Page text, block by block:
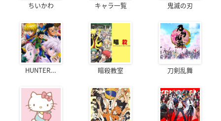
ちいかわ キャラ一覧 鬼滅の刃
HUNTER... 暗殺教室 刀剣乱舞